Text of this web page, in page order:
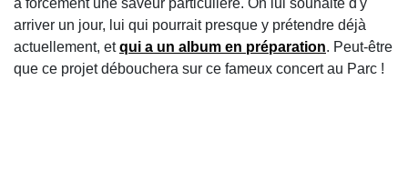
a forcément une saveur particulière. On lui souhaite d'y
arriver un jour, lui qui pourrait presque y prétendre déjà
actuellement, etqui a un album en préparation. Peut-être
que ce projet débouchera sur ce fameux concert au Parc !